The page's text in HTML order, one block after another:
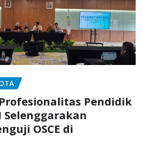
Pendidik
Selenggarakan
OSCE di